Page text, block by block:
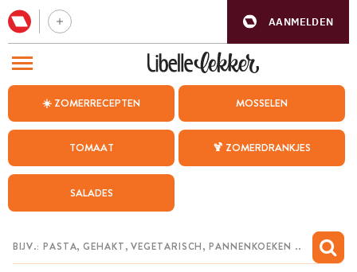
AANMELDEN
☀️ ZOMERRECEPTEN MOSSELEN
TOMAAT 🍹 ZOMERDRANKJES
SALADES
BEZOEK ONZE ANDERE WEBSITES
WEEKMENU
CHAT MET MAIA
MIJN BEWAARDE RECEPTEN